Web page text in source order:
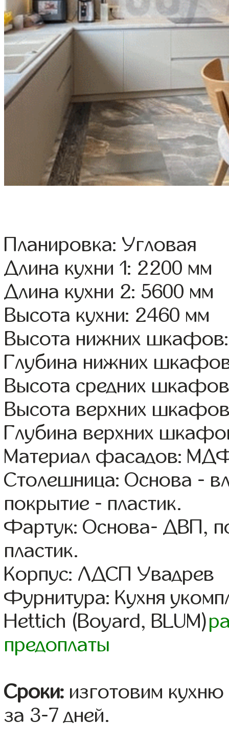
Планировка: Угловая
Длина кухни 1: 2200 мм
Длина кухни 2: 5600 мм
Высота кухни: 2460 мм
Высота нижних
Глубина нижних
Высота средних
Высота верхних
Глубина верхних
Материал фасадов:
Столешница: Основа -
покрытие - пластик.
Фартук: Основа- ДВП,
пластик.
Корпус: ЛДСП Увадрев
Фурнитура: Кухня
Hettich (Boyard, BLUM)
предоплаты
Сроки: изготовим
за 3-7 дней.